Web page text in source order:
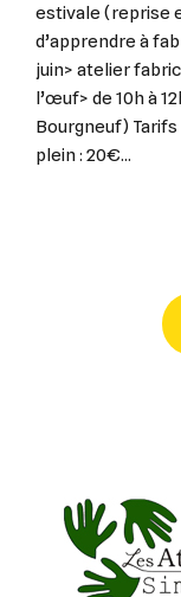
estivale (reprise
d’apprendre à
juin> atelier
l’œuf> de 10h à
Bourgneuf)
plein : 20€...